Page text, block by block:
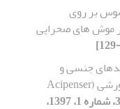
بر روی
موش های صحرایی
جنسی و
شاخص‌های بیوشیمیایی خون استرلیاد پرورشی (Acipenser
[دوره 31، شماره 1، 1397،